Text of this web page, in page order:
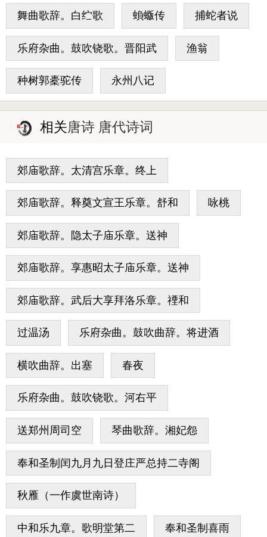
舞曲歌辞。白纻歌 蝜蝂传 捕蛇者说
乐府杂曲。鼓吹铙歌。晋阳武 渔翁
种树郭橐驼传 永州八记
相关唐诗 唐代诗词
郊庙歌辞。太清宫乐章。终上
郊庙歌辞。释奠文宣王乐章。舒和 咏桃
郊庙歌辞。隐太子庙乐章。送神
郊庙歌辞。享惠昭太子庙乐章。送神
郊庙歌辞。武后大享拜洛乐章。禋和
过温汤 乐府杂曲。鼓吹曲辞。将进酒
横吹曲辞。出塞 春夜
乐府杂曲。鼓吹铙歌。河右平
送郑州周司空 琴曲歌辞。湘妃怨
奉和圣制闰九月九日登庄严总持二寺阁
秋雁（一作虞世南诗）
中和乐九章。歌明堂第二 奉和圣制喜雨